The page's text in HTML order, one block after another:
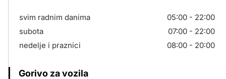
svim radnim danima
05:00 - 22:00
subota
07:00 - 22:00
nedelje i praznici
08:00 - 20:00
Gorivo za vozila